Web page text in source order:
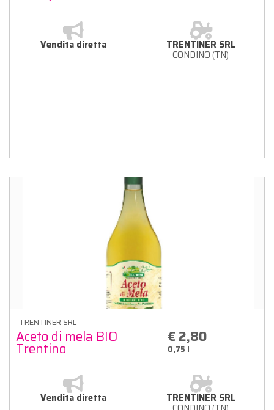
Vendita diretta TRENTINER SRL
CONDINO (TN)
TRENTINER SRL
Aceto di mela BIO
Trentino
€ 2,80
0,75 l
Vendita diretta TRENTINER SRL